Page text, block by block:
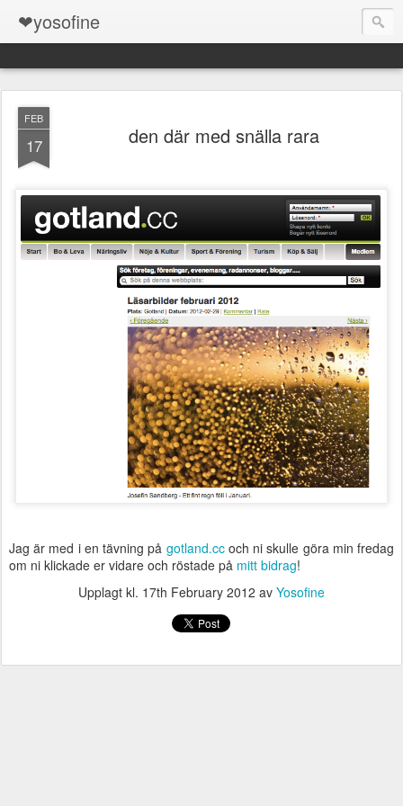
❤yosofine
FEB
17 den där med snälla rara
Jag är med i en tävning på gotland.ccoch ni skulle göra min fredag
om ni klickade er vidare och röstade på mitt bidrag!
Upplagt kl. 17th February 2012 av Yosofine